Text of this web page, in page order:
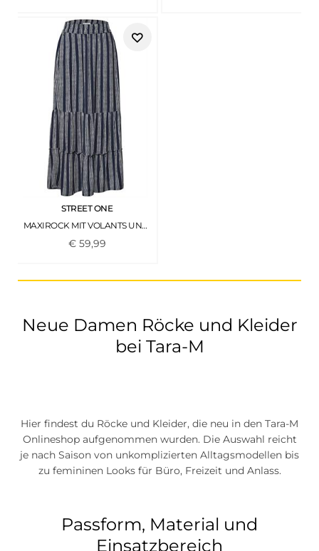
STREET ONE
MAXIROCK MIT VOLANTS UND STREIFEN DARKEST BLUE
€ 59,99
Neue Damen Röcke und Kleider
bei Tara-M
Hier findest du Röcke und Kleider, die neu in den Tara-M
Onlineshop aufgenommen wurden. Die Auswahl reicht
je nach Saison von unkomplizierten Alltagsmodellen bis
zu femininen Looks für Büro, Freizeit und Anlass.
Passform, Material und
Einsatzbereich